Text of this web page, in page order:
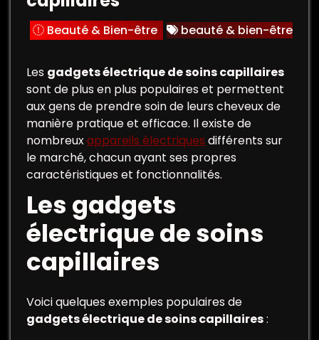
Beauté & Bien-être beauté & bien-être
Les gadgets électrique de soins capillaires
sont de plus en plus populaires et permettent
aux gens de prendre soin de leurs cheveux de
manière pratique et efficace. Il existe de
nombreuxappareils électriques différents sur
le marché, chacun ayant ses propres
caractéristiques et fonctionnalités.
Les gadgets
électrique de soins
capillaires
Voici quelques exemples populaires de
gadgets électrique de soins capillaires: